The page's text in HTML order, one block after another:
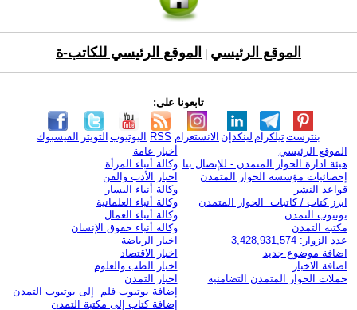
الموقع الرئيسي الموقع الرئيسي للكاتب-ة
تابعونا على:
الفيسبوك التويتر اليوتيوب RSS الانستغرام لينكدإن تيلكرامبنترست
الموقع الرئيسي
هيئة ادارة الحوار المتمدن - للإتصال بنا
إحصائيات مؤسسة الحوار المتمدن
قواعد النشر
ابرز كتاب / كاتبات الحوار المتمدن
يوتيوب التمدن
مكتبة التمدن
عدد الزوار: 3,428,931,574
اضافة موضوع جديد
اضافة الاخبار
حملات الحوار المتمدن التضامنية
أخبار عامة
وكالة أنباء المرأة
اخبار الأدب والفن
وكالة أنباء اليسار
وكالة أنباء العلمانية
وكالة أنباء العمال
وكالة أنباء حقوق الإنسان
اخبار الرياضة
اخبار الاقتصاد
اخبار الطب والعلوم
اخبار التمدن
إضافة يوتيوب-فلم إلى يوتيوب التمدن
إضافة كتاب إلى مكتبة التمدن